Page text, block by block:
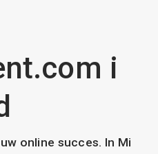
i
online succes. In Mi